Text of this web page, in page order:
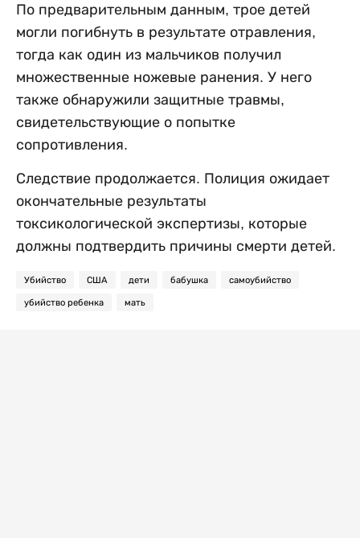
По предварительным данным, трое детей
могли погибнуть в результате отравления,
тогда как один из мальчиков получил
множественные ножевые ранения. У него
также обнаружили защитные травмы,
свидетельствующие о попытке
сопротивления.
Следствие продолжается. Полиция ожидает
окончательные результаты
токсикологической экспертизы, которые
должны подтвердить причины смерти детей.
Убийство США дети бабушка самоубийство
убийство ребенка мать